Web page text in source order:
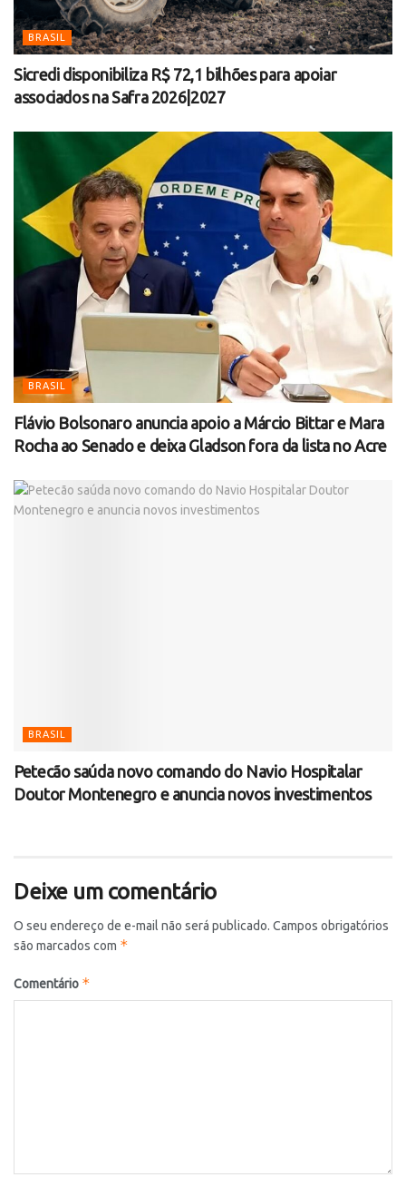
BRASIL
Sicredi disponibiliza R$ 72,1 bilhões para apoiar
associados na Safra 2026|2027
BRASIL
Flávio Bolsonaro anuncia apoio a Márcio Bittar e Mara
Rocha ao Senado e deixa Gladson fora da lista no Acre
BRASIL
Petecão saúda novo comando do Navio Hospitalar
Doutor Montenegro e anuncia novos investimentos
Deixe um comentário
O seu endereço de e-mail não será publicado. Campos obrigatórios
são marcados com *
Comentário *